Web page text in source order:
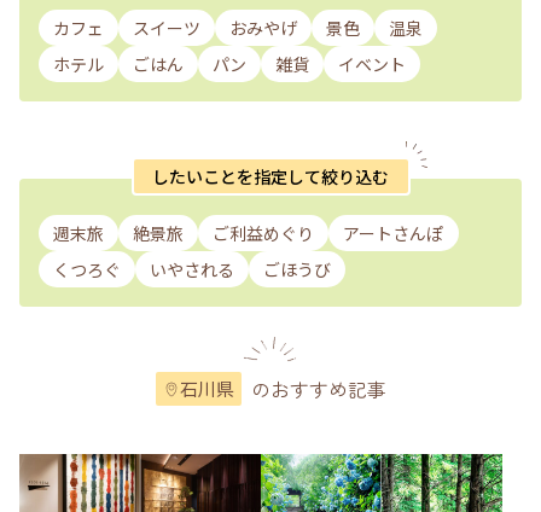
カフェ スイーツ おみやげ 景色
温泉
ホテル
ごはん パン 雑貨 イベント
したいことを指定して絞り込む
週末旅 絶景旅 ご利益めぐり
アートさんぽ
くつろぐ
いやされる ごほうび
石川県 のおすすめ記事